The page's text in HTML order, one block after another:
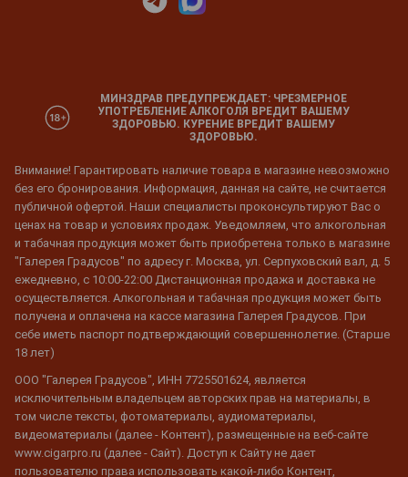
МИНЗДРАВ ПРЕДУПРЕЖДАЕТ: ЧРЕЗМЕРНОЕ
УПОТРЕБЛЕНИЕ АЛКОГОЛЯ ВРЕДИТ ВАШЕМУ
ЗДОРОВЬЮ. КУРЕНИЕ ВРЕДИТ ВАШЕМУ
ЗДОРОВЬЮ.
Внимание! Гарантировать наличие товара в магазине невозможно
без его бронирования. Информация, данная на сайте, не считается
публичной офертой. Наши специалисты проконсультируют Вас о
ценах на товар и условиях продаж. Уведомляем, что алкогольная
и табачная продукция может быть приобретена только в магазине
"Галерея Градусов" по адресу г. Москва, ул. Серпуховский вал, д. 5
ежедневно, с 10:00-22:00 Дистанционная продажа и доставка не
осуществляется. Алкогольная и табачная продукция может быть
получена и оплачена на кассе магазина Галерея Градусов. При
себе иметь паспорт подтверждающий совершеннолетие. (Старше
18 лет)
ООО "Галерея Градусов", ИНН 7725501624, является
исключительным владельцем авторских прав на материалы, в
том числе тексты, фотоматериалы, аудиоматериалы,
видеоматериалы (далее - Контент), размещенные на веб-сайте
www.cigarpro.ru (далее - Сайт). Доступ к Сайту не дает
пользователю права использовать какой-либо Контент,